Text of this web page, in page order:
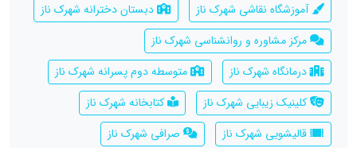
آموزشگاه نقاشی شهرک ناز
دبستان دخترانه شهرک ناز
مرکز مشاوره و روانشناسی شهرک ناز
درمانگاه شهرک ناز
متوسطه دوم پسرانه شهرک ناز
کلینیک زیبایی شهرک ناز
کتابخانه شهرک ناز
قالیشویی شهرک ناز
صرافی شهرک ناز